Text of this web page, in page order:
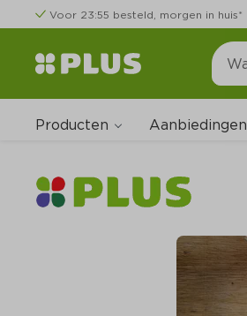
Voor 23:55 besteld, morgen in huis*
Producten Aanbiedingen